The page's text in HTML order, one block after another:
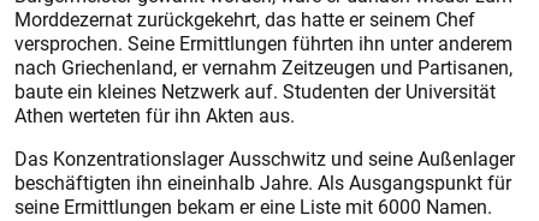
Morddezernat zurückgekehrt, das hatte er seinem Chef
versprochen. Seine Ermittlungen führten ihn unter anderem
nach Griechenland, er vernahm Zeitzeugen und Partisanen,
baute ein kleines Netzwerk auf. Studenten der Universität
Athen werteten für ihn Akten aus.
Das Konzentrationslager Ausschwitz und seine Außenlager
beschäftigten ihn eineinhalb Jahre. Als Ausgangspunkt für
seine Ermittlungen bekam er eine Liste mit 6000 Namen.